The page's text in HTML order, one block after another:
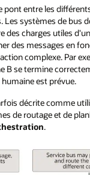
pont entre les
systèmes de bus
des charges utiles
des messages en
complexe. Par
B se termine
est prévue.
décrite comme
de routage et de
.